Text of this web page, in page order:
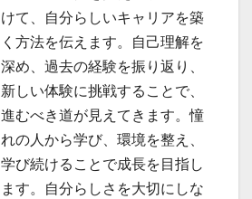
けて、自分らしいキャリアを築
く方法を伝えます。自己理解を
深め、過去の経験を振り返り、
新しい体験に挑戦することで、
進むべき道が見えてきます。憧
れの人から学び、環境を整え、
学び続けることで成長を目指し
ます。自分らしさを大切にしな